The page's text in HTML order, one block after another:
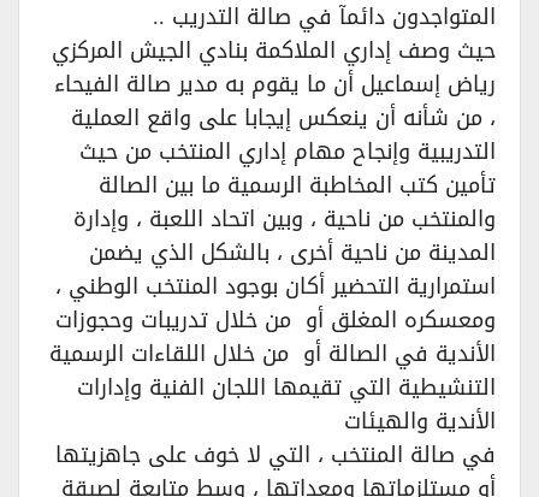
المتواجدون دائمآ في صالة التدريب ..
حيث وصف إداري الملاكمة بنادي الجيش المركزي
رياض إسماعيل أن ما يقوم به مدير صالة الفيحاء
، من شأنه أن ينعكس إيجابا على واقع العملية
التدريبية وإنجاح مهام إداري المنتخب من حيث
تأمين كتب المخاطبة الرسمية ما بين الصالة
والمنتخب من ناحية ، وبين اتحاد اللعبة ، وإدارة
المدينة من ناحية أخرى ، بالشكل الذي يضمن
استمرارية التحضير أكان بوجود المنتخب الوطني ،
ومعسكره المغلق أو من خلال تدريبات وحجوزات
الأندية في الصالة أو من خلال اللقاءات الرسمية
التنشيطية التي تقيمها اللجان الفنية وإدارات
الأندية والهيئات
في صالة المنتخب ، التي لا خوف على جاهزيتها
أو مستلزماتها ومعداتها ، وسط متابعة لصيقة